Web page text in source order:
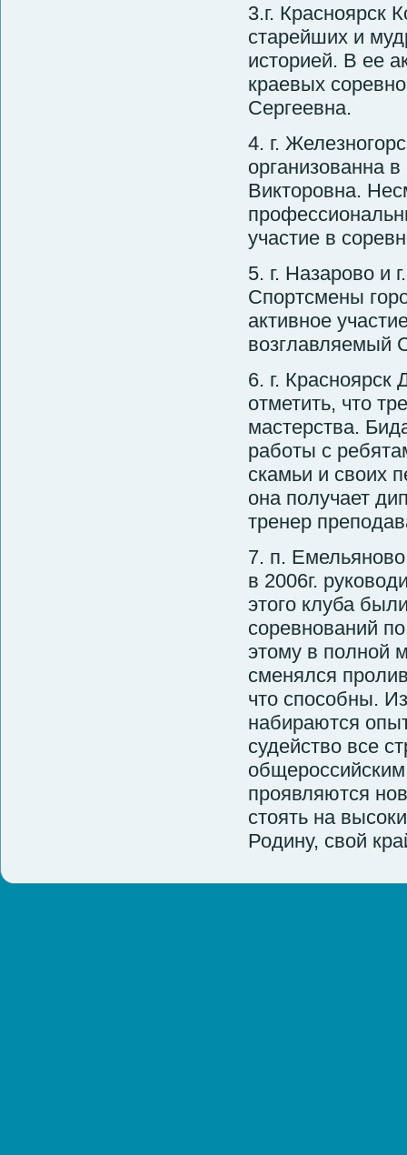
3.г. Красноярск
старейших и
историей. В ее
краевых
Сергеевна.
4. г.
организованна
Викторовна.
участие в
5. г. Назарово и
Спортсмены
активное
возглавляемый
6. г.
отметить, что
мастерства.
работы с
скамьи и своих
она получает
тренер
7. п.
в 2006г.
этого клуба
соревнований
этому в полной
сменялся
что способны.
набираются
судейство все
проявляются
стоять на
Родину, свой